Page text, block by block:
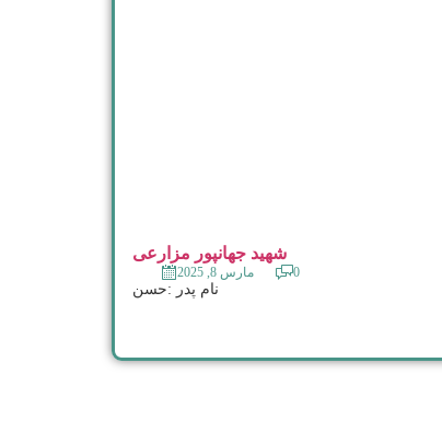
شهید جهانپور مزارعی
مارس 8, 2025 0
نام پدر :حسن